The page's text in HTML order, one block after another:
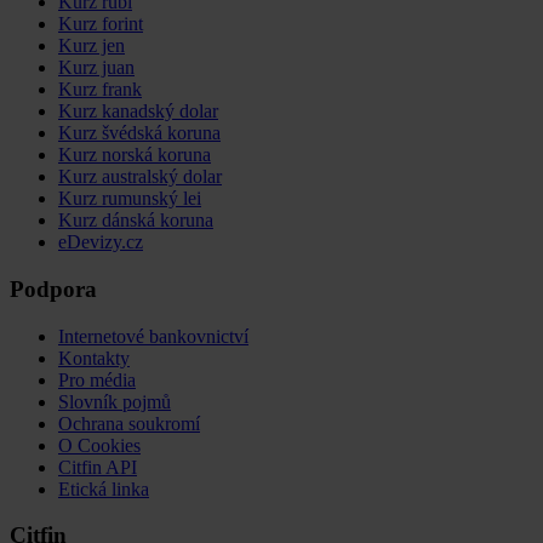
Kurz forint
Kurz jen
Kurz juan
Kurz frank
Kurz kanadský dolar
Kurz švédská koruna
Kurz norská koruna
Kurz australský dolar
Kurz rumunský lei
Kurz dánská koruna
eDevizy.cz
Podpora
Internetové bankovnictví
Kontakty
Pro média
Slovník pojmů
Ochrana soukromí
O Cookies
Citfin API
Etická linka
Citfin